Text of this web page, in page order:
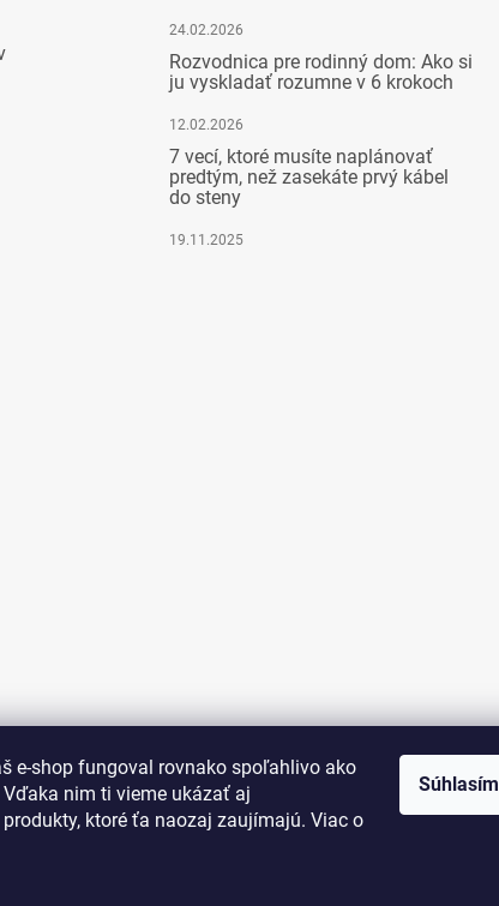
e-shop fungoval rovnako spoľahlivo ako
nim ti vieme ukázať aj
ktoré ťa naozaj zaujímajú. Viac o
Súhlasím
24.02.2026
Rozvodnica pre rodinný dom: Ako si
ju vyskladať rozumne v 6 krokoch
12.02.2026
7 vecí, ktoré musíte naplánovať
predtým, než zasekáte prvý kábel
do steny
19.11.2025